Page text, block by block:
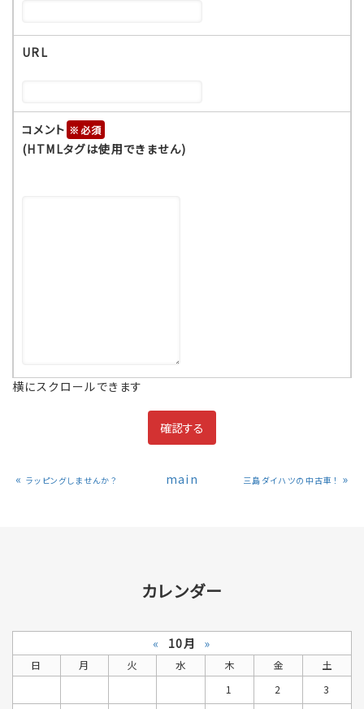
URL
コメント ※
(HTMLタグは使用できません)
横にスクロールできます
« ラッピングしませんか？ main 三島ダイハツの中古車！ »
カレンダー
« 10月 »
日 月 火 水 木 金
土
1
2
3